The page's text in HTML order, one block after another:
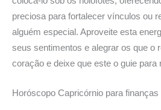
preciosa para fortalecer vínculos ou
alguém especial. Aproveite esta
seus sentimentos e alegrar os que o
coração e deixe que este o guie para
Horóscopo Capricórnio para finanças